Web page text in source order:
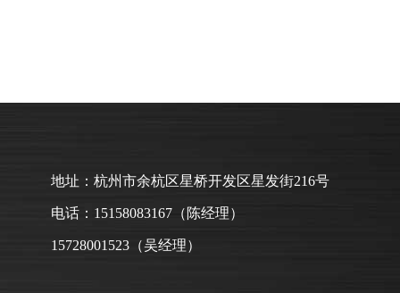
地址：杭州市余杭区星桥开发区星发街216号
电话：15158083167（陈经理）
15728001523（吴经理）